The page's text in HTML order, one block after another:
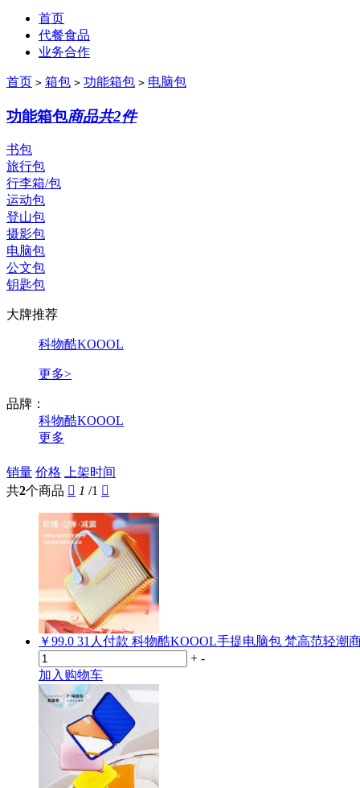
首页
代餐食品
业务合作
首页 > 箱包 > 功能箱包 > 电脑包
功能箱包商品共2件
书包
旅行包
行李箱/包
运动包
登山包
摄影包
电脑包
公文包
钥匙包
大牌推荐
科物酷KOOOL
更多>
品牌：
科物酷KOOOL
更多
销量 价格 上架时间
共2个商品  1 /1 
￥99.0 31人付款 科物酷KOOOL手提电脑包 梵高范轻潮
+ -
加入购物车